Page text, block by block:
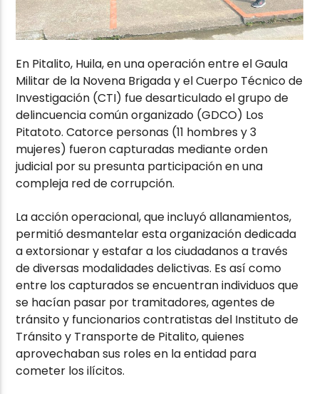
En Pitalito, Huila, en una operación entre el Gaula
Militar de la Novena Brigada y el Cuerpo Técnico de
Investigación (CTI) fue desarticulado el grupo de
delincuencia común organizado (GDCO) Los
Pitatoto. Catorce personas (11 hombres y 3
mujeres) fueron capturadas mediante orden
judicial por su presunta participación en una
compleja red de corrupción.
La acción operacional, que incluyó allanamientos,
permitió desmantelar esta organización dedicada
a extorsionar y estafar a los ciudadanos a través
de diversas modalidades delictivas. Es así como
entre los capturados se encuentran individuos que
se hacían pasar por tramitadores, agentes de
tránsito y funcionarios contratistas del Instituto de
Tránsito y Transporte de Pitalito, quienes
aprovechaban sus roles en la entidad para
cometer los ilícitos.